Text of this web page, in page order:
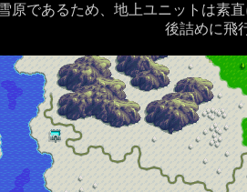
原であるため、地上ユニットは素
後詰めに飛